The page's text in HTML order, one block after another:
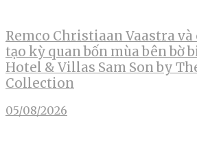
Remco Christiaan Vaastra
tạo kỳ quan bốn mùa bên bờ
Hotel & Villas Sam Son by
Collection
05/08/2026